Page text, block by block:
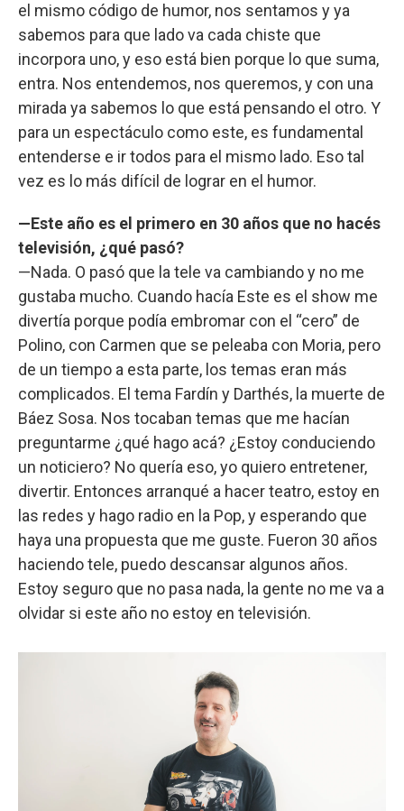
el mismo código de humor, nos sentamos y ya
sabemos para que lado va cada chiste que
incorpora uno, y eso está bien porque lo que suma,
entra. Nos entendemos, nos queremos, y con una
mirada ya sabemos lo que está pensando el otro. Y
para un espectáculo como este, es fundamental
entenderse e ir todos para el mismo lado. Eso tal
vez es lo más difícil de lograr en el humor.
—Este año es el primero en 30 años que no hacés
televisión, ¿qué pasó?
—Nada. O pasó que la tele va cambiando y no me
gustaba mucho. Cuando hacía Este es el show me
divertía porque podía embromar con el “cero” de
Polino, con Carmen que se peleaba con Moria, pero
de un tiempo a esta parte, los temas eran más
complicados. El tema Fardín y Darthés, la muerte de
Báez Sosa. Nos tocaban temas que me hacían
preguntarme ¿qué hago acá? ¿Estoy conduciendo
un noticiero? No quería eso, yo quiero entretener,
divertir. Entonces arranqué a hacer teatro, estoy en
las redes y hago radio en la Pop, y esperando que
haya una propuesta que me guste. Fueron 30 años
haciendo tele, puedo descansar algunos años.
Estoy seguro que no pasa nada, la gente no me va a
olvidar si este año no estoy en televisión.